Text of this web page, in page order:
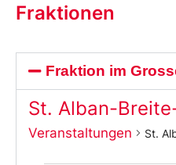
Fraktionen
Fraktion im
St. Alban-
Veranstaltungen St.